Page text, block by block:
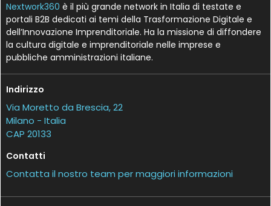
Nextwork360 è il più grande network in Italia di testate e
portali B2B dedicati ai temi della Trasformazione Digitale e
dell’Innovazione Imprenditoriale. Ha la missione di diffondere
la cultura digitale e imprenditoriale nelle imprese e
pubbliche amministrazioni italiane.
Indirizzo
Via Moretto da Brescia, 22
Milano - Italia
CAP 20133
Contatti
Contatta il nostro team per maggiori informazioni